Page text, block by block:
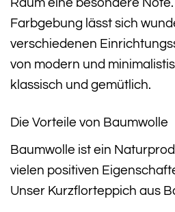
Raum eine besondere
Farbgebung lässt sich
verschiedenen
von modern und
klassisch und gemütlich.
Die Vorteile von Baumwolle
Baumwolle ist ein
vielen positiven
Unser Kurzflorteppich aus